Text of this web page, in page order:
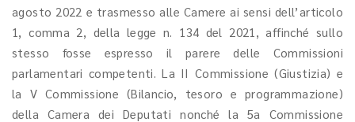
agosto 2022 e trasmesso alle Camere ai sensi dell’articolo
1, comma 2, della legge n. 134 del 2021, affinché sullo
stesso fosse espresso il parere delle Commissioni
parlamentari competenti. La II Commissione (Giustizia) e
la V Commissione (Bilancio, tesoro e programmazione)
della Camera dei Deputati nonché la 5a Commissione